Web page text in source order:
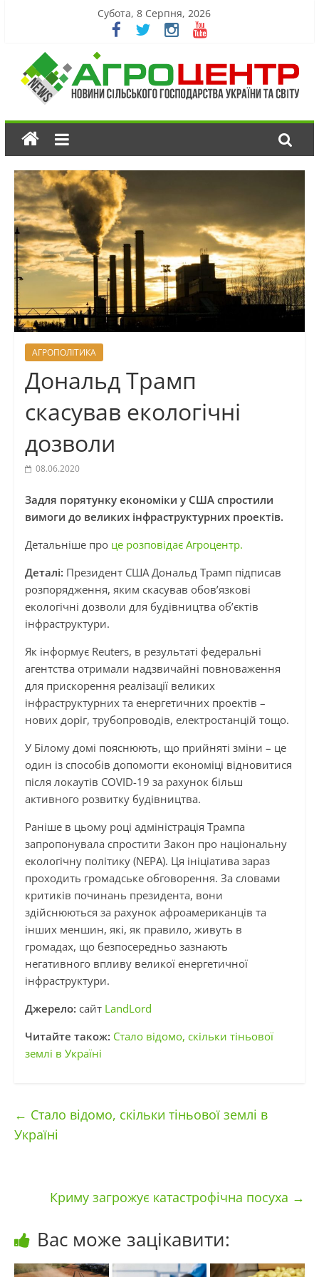
Субота, 8 Серпня, 2026
АГРОПОЛІТИКА
Дональд Трамп
скасував екологічні
дозволи
08.06.2020
Задля порятунку економіки у США спростили
вимоги до великих інфраструктурних проектів.
Детальніше проце розповідає Агроцентр.
Деталі: Президент США Дональд Трамп підписав
розпорядження, яким скасував обов’язкові
екологічні дозволи для будівництва об’єктів
інфраструктури.
Як інформує Reuters, в результаті федеральні
агентства отримали надзвичайні повноваження
для прискорення реалізації великих
інфраструктурних та енергетичних проектів –
нових доріг, трубопроводів, електростанцій тощо.
У Білому домі пояснюють, що прийняті зміни – це
один із способів допомогти економіці відновитися
після локаутів COVID-19 за рахунок більш
активного розвитку будівництва.
Раніше в цьому році адміністрація Трампа
запропонувала спростити Закон про національну
екологічну політику (NEPA). Ця ініціатива зараз
проходить громадське обговорення. За словами
критиків починань президента, вони
здійснюються за рахунок афроамериканців та
інших меншин, які, як правило, живуть в
громадах, що безпосередньо зазнають
негативного впливу великої енергетичної
інфраструктури.
Джерело: сайт LandLord
Читайте також: Стало відомо, скільки тіньової
землі в Україні
← Стало відомо, скільки тіньової землі в
Україні
Криму загрожує катастрофічна посуха →
Вас може зацікавити: